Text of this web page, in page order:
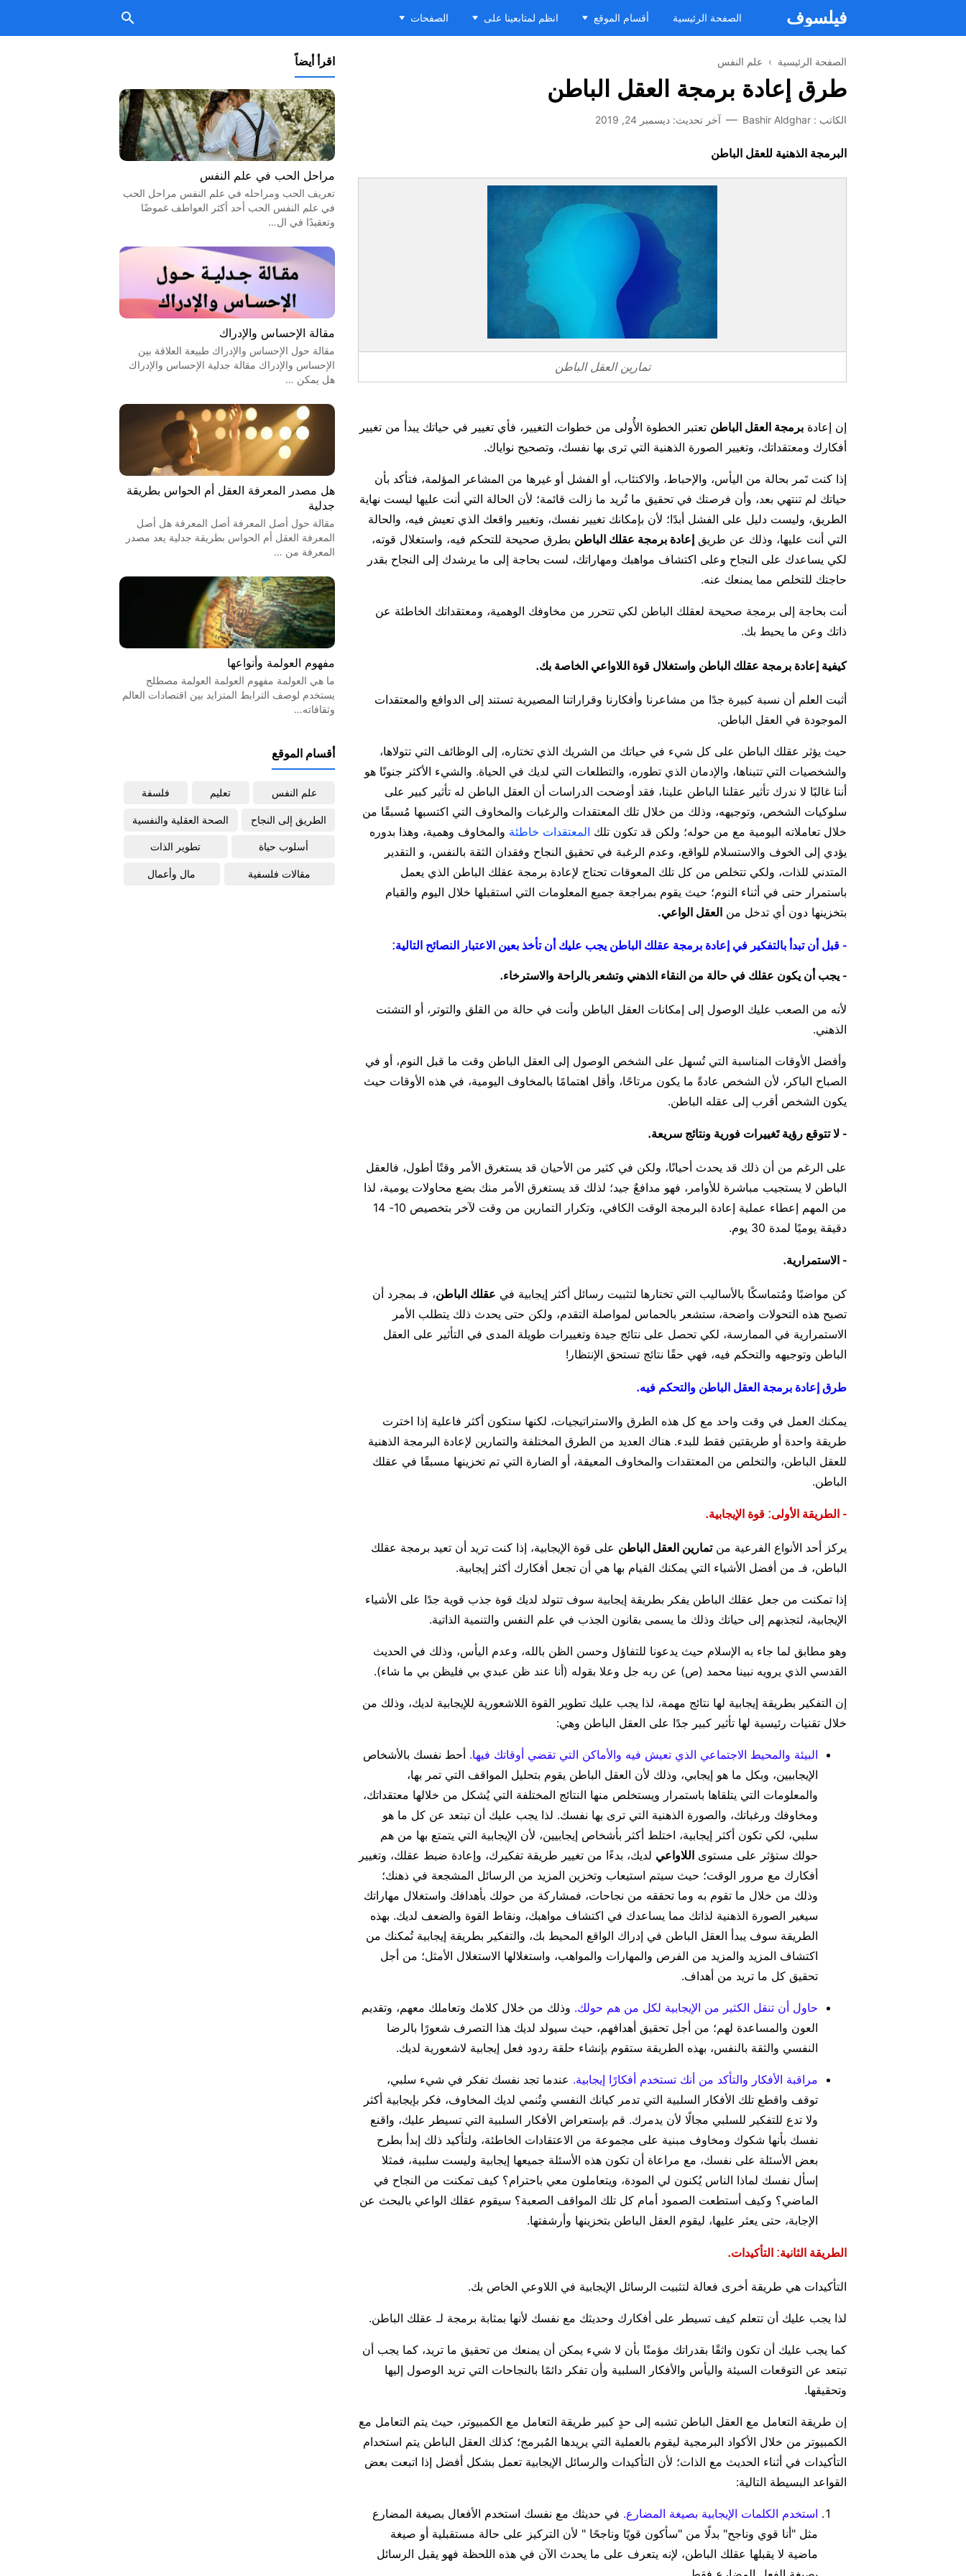
فيلسوف الصفحة الرئيسية أقسام الموقع انظم لمتابعينا على الصفحات
الصفحة الرئيسية › علم النفس
طرق إعادة برمجة العقل الباطن
الكاتب : Bashir Aldghar آخر تحديث: ديسمبر 24, 2019
البرمجة الذهنية للعقل الباطن
تمارين العقل الباطن
إن إعادة برمجة العقل الباطن تعتبر الخطوة الأُولى من خطوات التغيير، فأي تغيير في حياتك يبدأ من تغيير
أفكارك ومعتقداتك، وتغيير الصورة الذهنية التي ترى بها نفسك، وتصحيح نواياك.
إذا كنت تَمر بحالة من اليأس، والإحباط، والاكتئاب، أو الفشل أو غيرها من المشاعر المؤلمة، فتأكد بأن
حياتك لم تنتهي بعد، وأن فرصتك في تحقيق ما تُريد ما زالت قائمة؛ لأن الحالة التي أنت عليها ليست نهاية
الطريق، وليست دليل على الفشل أبدًا؛ لأن بإمكانك تغيير نفسك، وتغيير واقعك الذي تعيش فيه، والحالة
التي أنت عليها، وذلك عن طريق إعادة برمجة عقلك الباطن بطرق صحيحة للتحكم فيه، واستغلال قوته،
لكي يساعدك على النجاح وعلى اكتشاف مواهبك ومهاراتك، لست بحاجة إلى ما يرشدك إلى النجاح بقدر
حاجتك للتخلص مما يمنعك عنه.
أنت بحاجة إلى برمجة صحيحة لعقلك الباطن لكي تتحرر من مخاوفك الوهمية، ومعتقداتك الخاطئة عن
ذاتك وعن ما يحيط بك.
كيفية إعادة برمجة عقلك الباطن واستغلال قوة اللاواعي الخاصة بك.
أثبت العلم أن نسبة كبيرة جدًا من مشاعرنا وأفكارنا وقراراتنا المصيرية تستند إلى الدوافع والمعتقدات
الموجودة في العقل الباطن.
حيث يؤثر عقلك الباطن على كل شيء في حياتك من الشريك الذي تختاره، إلى الوظائف التي تتولاها،
والشخصيات التي تتبناها، والإدمان الذي تطوره، والتطلعات التي لديك في الحياة. والشيء الأكثر جنونًا هو
أننا غالبًا لا ندرك تأثير عقلنا الباطن علينا، فقد أوضحت الدراسات أن العقل الباطن له تأثير كبير على
سلوكيات الشخص، وتوجيهه، وذلك من خلال تلك المعتقدات والرغبات والمخاوف التي اكتسبها مُسبقًا من
خلال تعاملاته اليومية مع من حوله؛ ولكن قد تكون تلك المعتقدات خاطئة والمخاوف وهمية، وهذا بدوره
يؤدي إلى الخوف والاستسلام للواقع، وعدم الرغبة في تحقيق النجاح وفقدان الثقة بالنفس، و التقدير
المتدني للذات، ولكي تتخلص من كل تلك المعوقات تحتاج لإعادة برمجة عقلك الباطن الذي يعمل
باستمرار حتى في أثناء النوم؛ حيث يقوم بمراجعة جميع المعلومات التي استقبلها خلال اليوم والقيام
بتخزينها دون أي تدخل من العقل الواعي.
- قبل أن تبدأ بالتفكير في إعادة برمجة عقلك الباطن يجب عليك أن تأخذ بعين الاعتبار النصائح التالية:
- يجب أن يكون عقلك في حالة من النقاء الذهني وتشعر بالراحة والاسترخاء.
لأنه من الصعب عليك الوصول إلى إمكانات العقل الباطن وأنت في حالة من القلق والتوتر، أو التشتت
الذهني.
وأفضل الأوقات المناسبة التي تُسهل على الشخص الوصول إلى العقل الباطن وقت ما قبل النوم، أو في
الصباح الباكر، لأن الشخص عادةً ما يكون مرتاحًا، وأقل اهتمامًا بالمخاوف اليومية، في هذه الأوقات حيث
يكون الشخص أقرب إلى عقله الباطن.
- لا تتوقع رؤية تَغييرات فورية ونتائج سريعة.
على الرغم من أن ذلك قد يحدث أحيانًا، ولكن في كثير من الأحيان قد يستغرق الأمر وقتًا أطول، فالعقل
الباطن لا يستجيب مباشرة للأوامر، فهو مدافعٌ جيد؛ لذلك قد يستغرق الأمر منك بضع محاولات يومية، لذا
من المهم إعطاء عملية إعادة البرمجة الوقت الكافي، وتكرار التمارين من وقت لآخر بتخصيص 10- 14
دقيقة يوميًا لمدة 30 يوم.
- الاستمرارية.
كن مواضبًا ومُتماسكًا بالأساليب التي تختارها لتثبيت رسائل أكثر إيجابية في عقلك الباطن، فـ بمجرد أن
تصبح هذه التحولات واضحة، ستشعر بالحماس لمواصلة التقدم، ولكن حتى يحدث ذلك يتطلب الأمر
الاستمرارية في الممارسة، لكي تحصل على نتائج جيدة وتغييرات طويلة المدى في التأثير على العقل
الباطن وتوجيهه والتحكم فيه، فهي حقًا نتائج تستحق الإنتظار!
طرق إعادة برمجة العقل الباطن والتحكم فيه.
يمكنك العمل في وقت واحد مع كل هذه الطرق والاستراتيجيات، لكنها ستكون أكثر فاعلية إذا اخترت
طريقة واحدة أو طريقتين فقط للبدء. هناك العديد من الطرق المختلفة والتمارين لإعادة البرمجة الذهنية
للعقل الباطن، والتخلص من المعتقدات والمخاوف المعيقة، أو الضارة التي تم تخزينها مسبقًا في عقلك
الباطن.
- الطريقة الأولى: قوة الإيجابية.
يركز أحد الأنواع الفرعية منتمارين العقل الباطن على قوة الإيجابية، إذا كنت تريد أن تعيد برمجة عقلك
الباطن، فـ من أفضل الأشياء التي يمكنك القيام بها هي أن تجعل أفكارك أكثر إيجابية.
إذا تمكنت من جعل عقلك الباطن يفكر بطريقة إيجابية سوف تتولد لديك قوة جذب قوية جدًا على الأشياء
الإيجابية، لتجذبهم إلى حياتك وذلك ما يسمى بقانون الجذب في علم النفس والتنمية الذاتية.
وهو مطابق لما جاء به الإسلام حيث يدعونا للتفاؤل وحسن الظن بالله، وعدم اليأس، وذلك في الحديث
القدسي الذي يرويه نبينا محمد (ص) عن ربه جل وعلا بقوله (أنا عند ظن عبدي بي فليظن بي ما شاء).
إن التفكير بطريقة إيجابية لها نتائج مهمة، لذا يجب عليك تطوير القوة اللاشعورية للإيجابية لديك، وذلك من
خلال تقنيات رئيسية لها تأثير كبير جدًا على العقل الباطن وهي:
البيئة والمحيط الاجتماعي الذي تعيش فيه والأماكن التي تقضي أوقاتك فيها. أحط نفسك بالأشخاص
الإيجابيين، وبكل ما هو إيجابي، وذلك لأن العقل الباطن يقوم بتحليل المواقف التي تمر بها،
والمعلومات التي يتلقاها باستمرار ويستخلص منها النتائج المختلفة التي يُشكل من خلالها معتقداتك،
ومخاوفك ورغباتك، والصورة الذهنية التي ترى بها نفسك. لذا يجب عليك أن تبتعد عن كل ما هو
سلبي، لكي تكون أكثر إيجابية، اختلط أكثر بأشخاص إيجابيين، لأن الإيجابية التي يتمتع بها من هم
حولك ستؤثر على مستوى اللاواعي لديك، بدءًا من تغيير طريقة تفكيرك، وإعادة ضبط عقلك، وتغيير
أفكارك مع مرور الوقت؛ حيث سيتم استيعاب وتخزين المزيد من الرسائل المشجعة في ذهنك؛
وذلك من خلال ما تقوم به وما تحققه من نجاحات، فمشاركة من حولك بأهدافك واستغلال مهاراتك
سيغير الصورة الذهنية لذاتك مما يساعدك في اكتشاف مواهبك، ونقاط القوة والضعف لديك. بهذه
الطريقة سوف يبدأ العقل الباطن في إدراك الواقع المحيط بك، والتفكير بطريقة إيجابية تُمكنك من
اكتشاف المزيد والمزيد من الفرص والمهارات والمواهب، واستغلالها الاستغلال الأمثل؛ من أجل
تحقيق كل ما تريد من أهداف.
حاول أن تنقل الكثير من الإيجابية لكل من هم حولك. وذلك من خلال كلامك وتعاملك معهم، وتقديم
العون والمساعدة لهم؛ من أجل تحقيق أهدافهم، حيث سيولد لديك هذا التصرف شعورًا بالرضا
النفسي والثقة بالنفس، بهذه الطريقة ستقوم بإنشاء حلقة ردود فعل إيجابية لاشعورية لديك.
مراقبة الأفكار والتأكد من أنك تستخدم أفكارًا إيجابية. عندما تجد نفسك تفكر في شيء سلبي،
توقف واقطع تلك الأفكار السلبية التي تدمر كيانك النفسي وتُنمي لديك المخاوف، فكر بإيجابية أكثر
ولا تدع للتفكير للسلبي مجالًا لأن يدمرك. قم بإستعراض الأفكار السلبية التي تسيطر عليك، واقنع
نفسك بأنها شكوك ومخاوف مبنية على مجموعة من الاعتقادات الخاطئة، ولتأكيد ذلك إبدأ بطرح
بعض الأسئلة على نفسك، مع مراعاة أن تكون هذه الأسئلة جميعها إيجابية وليست سلبية، فمثلا
إسأل نفسك لماذا الناس يُكنون لي المودة، ويتعاملون معي باحترام؟ كيف تمكنت من النجاح في
الماضي؟ وكيف أستطعت الصمود أمام كل تلك المواقف الصعبة؟ سيقوم عقلك الواعي بالبحث عن
الإجابة، حتى يعثر عليها، ليقوم العقل الباطن بتخزينها وأرشفتها.
الطريقة الثانية: التأكيدات.
التأكيدات هي طريقة أخرى فعالة لتثبيت الرسائل الإيجابية في اللاوعي الخاص بك.
لذا يجب عليك أن تتعلم كيف تسيطر على أفكارك وحديثك مع نفسك لأنها بمثابة برمجة لـ عقلك الباطن.
كما يجب عليك أن تكون واثقًا بقدراتك مؤمنًا بأن لا شيء يمكن أن يمنعك من تحقيق ما تريد، كما يجب أن
تبتعد عن التوقعات السيئة واليأس والأفكار السلبية وأن تفكر دائمًا بالنجاحات التي تريد الوصول إليها
وتحقيقها.
إن طريقة التعامل مع العقل الباطن تشبه إلى حدٍ كبير طريقة التعامل مع الكمبيوتر، حيث يتم التعامل مع
الكمبيوتر من خلال الأكواد البرمجية ليقوم بالعملية التي يريدها المُبرمج؛ كذلك العقل الباطن يتم استخدام
التأكيدات في أثناء الحديث مع الذات؛ لأن التأكيدات والرسائل الإيجابية تعمل بشكل أفضل إذا اتبعت بعض
القواعد البسيطة التالية:
استخدم الكلمات الإيجابية بصيغة المضارع. في حديثك مع نفسك استخدم الأفعال بصيغة المضارع
مثل "أنا قوي وناجح" بدلًا من "سأكون قويًا وناجحًا " لأن التركيز على حالة مستقبلية أو صيغة
ماضية لا يقبلها عقلك الباطن، لإنه يتعرف على ما يحدث الآن في هذه اللحظة فهو يقبل الرسائل
اقرأ أيضاً
مراحل الحب في علم النفس
تعريف الحب ومراحله في علم النفس مراحل الحب
في علم النفس الحب أحد أكثر العواطف غموضًا
وتعقيدًا في ال…
مقالة الإحساس والإدراك
مقالة حول الإحساس والإدراك طبيعة العلاقة بين
الإحساس والإدراك مقالة جدلية الإحساس والإدراك
هل يمكن …
هل مصدر المعرفة العقل أم الحواس بطريقة
جدلية
مقالة حول أصل المعرفة أصل المعرفة هل أصل
المعرفة العقل أم الحواس بطريقة جدلية يعد مصدر
المعرفة من …
مفهوم العولمة وأنواعها
ما هي العولمة مفهوم العولمة العولمة مصطلح
يستخدم لوصف الترابط المتزايد بين اقتصادات العالم
وثقافاته…
أقسام الموقع
علم النفس تعليم فلسفة
الطريق إلى النجاح الصحة العقلية والنفسية
أسلوب حياة تطوير الذات
مقالات فلسفية مال وأعمال